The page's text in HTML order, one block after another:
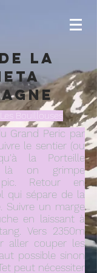
la
Bouillouses
Grand Peric par
le sentier (ou
la Porteille
là on grimpe
Retour en
qui sépare de la
Suivre un marge
en laissant à
Vers 2350m
aller couper les
possible sinon
peut nécessiter